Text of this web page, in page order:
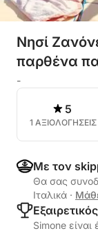
Νησί
παρθένα
-
5
1 ΑΞΙΟΛΟΓΗΣΕΙΣ
Με τον
Θα σας
Ιταλικά ·
Simone